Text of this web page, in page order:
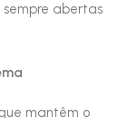
sempre abertas
mantêm o